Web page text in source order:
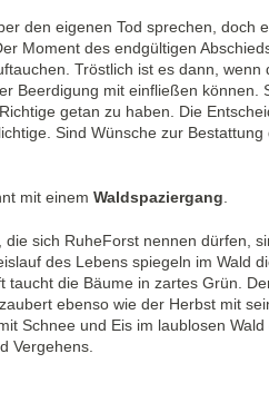
den eigenen Tod sprechen, doch
Moment des endgültigen
Tröstlich ist es dann, wenn
Beerdigung mit einfließen können.
getan zu haben. Die
Sind Wünsche zur
mit einem Waldspaziergang.
sich RuheForst nennen dürfen,
des Lebens spiegeln im Wald
taucht die Bäume in zartes Grün.
ebenso wie der Herbst mit
Schnee und Eis im laublosen
Vergehens.